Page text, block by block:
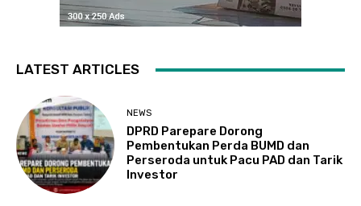
LATEST ARTICLES
NEWS
DPRD Parepare Dorong
Pembentukan Perda BUMD dan
Perseroda untuk Pacu PAD dan Tarik
Investor